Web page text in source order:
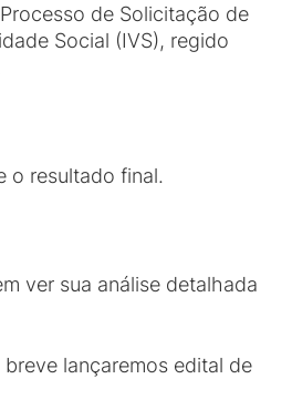
de Solicitação de
Social (IVS), regido
o resultado final.
ver sua análise detalhada
lançaremos edital de